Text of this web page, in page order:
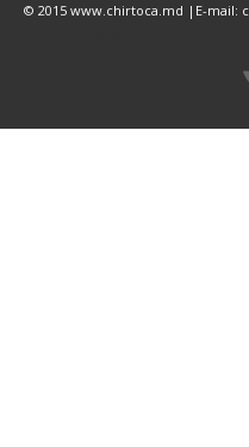
© 2015 www.chirtoca.md |E-mail: